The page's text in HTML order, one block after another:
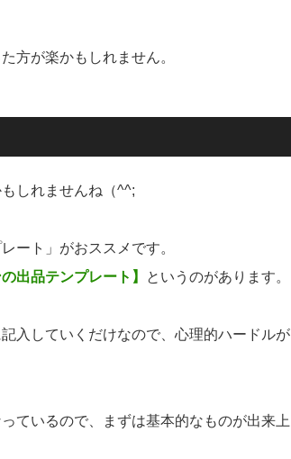
方が楽かもしれません。
しれませんね（^^;
ート」がおススメです。
出品テンプレート】 というのがあります。
入していくだけなので、心理的ハードルが
ているので、まずは基本的なものが出来上